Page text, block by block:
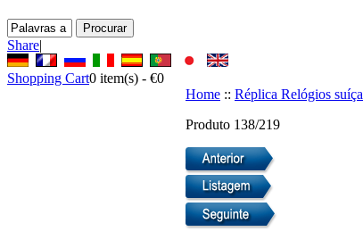
Share|
Shopping Cart0 item(s) - €0
Home :: Réplica Relógios suíça
Produto 138/219